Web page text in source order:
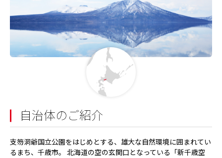
自治体のご紹介
支笏洞爺国立公園をはじめとする、雄大な自然環境に囲まれてい
るまち、千歳市。 北海道の空の玄関口となっている「新千歳空